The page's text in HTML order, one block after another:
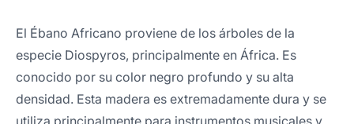
El Ébano Africano proviene de los árboles de la
especie Diospyros, principalmente en África. Es
conocido por su color negro profundo y su alta
densidad. Esta madera es extremadamente dura y se
utiliza principalmente para instrumentos musicales y